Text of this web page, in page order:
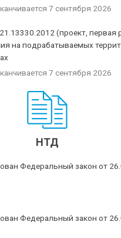
7 сентября 2026
(проект, первая
на подрабатываемых
7 сентября 2026
НТД
Федеральный закон от
Федеральный закон от